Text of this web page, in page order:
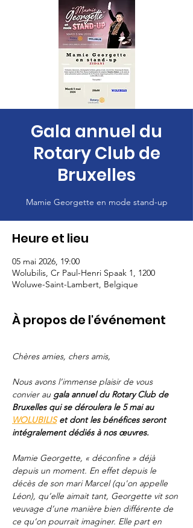
Gala annuel du
Rotary Club de
Bruxelles
Mamie Georgette en mode stand-up
Heure et lieu
05 mai 2026, 19:00
Wolubilis, Cr Paul-Henri Spaak 1, 1200
Woluwe-Saint-Lambert, Belgique
À propos de l'événement
Chères amies, chers amis,
Nous avons l’immense plaisir de vous
convier au gala annuel du Rotary Club de
Bruxelles qui se déroulera le 5 mai au
WOLUBILIS et dont les bénéfices seront
intégralement dédiés à nos œuvres.
Mamie Georgette, « déconfine » déjà
depuis un moment. En effet depuis le
décès de son mari Marcel (qu'on appelle
Léon), qu’elle aimait tant, Georgette vit son
veuvage d’une manière bien différente de
ce qu’on pourrait imaginer. Elle part en